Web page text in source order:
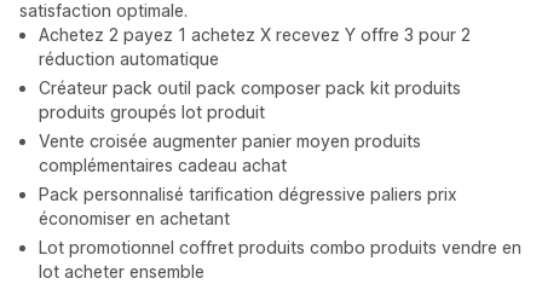
satisfaction optimale.
Achetez 2 payez 1 achetez X recevez Y offre 3 pour 2
réduction automatique
Créateur pack outil pack composer pack kit produits
produits groupés lot produit
Vente croisée augmenter panier moyen produits
complémentaires cadeau achat
Pack personnalisé tarification dégressive paliers prix
économiser en achetant
Lot promotionnel coffret produits combo produits vendre en
lot acheter ensemble